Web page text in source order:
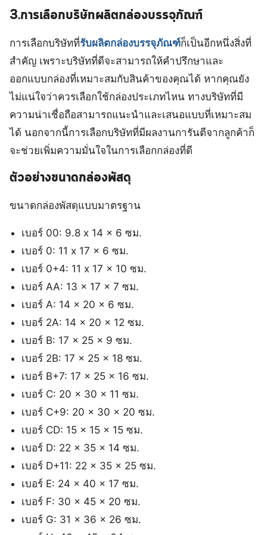
3.การเลือกบริษัทผลิตกล่องบรรจุภัณฑ์
การเลือกบริษัทที่รับผลิตกล่องบรรจุภัณฑ์ก็เป็นอีกหนึ่งสิ่งที่
สำคัญ เพราะบริษัทที่ดีจะสามารถให้คำปรึกษาและ
ออกแบบกล่องที่เหมาะสมกับสินค้าของคุณได้ หากคุณยัง
ไม่แน่ใจว่าควรเลือกใช้กล่องประเภทไหน ทางบริษัทที่มี
ความน่าเชื่อถือสามารถแนะนำและเสนอแบบที่เหมาะสม
ได้ นอกจากนี้การเลือกบริษัทที่มีผลงานการันตีจากลูกค้าก็
จะช่วยเพิ่มความมั่นใจในการเลือกกล่องที่ดี
ตัวอย่างขนาดกล่องพัสดุ
ขนาดกล่องพัสดุแบบมาตรฐาน
เบอร์ 00: 9.8 x 14 x 6 ซม.
เบอร์ 0: 11 x 17 x 6 ซม.
เบอร์ 0+4: 11 x 17 x 10 ซม.
เบอร์ AA: 13 x 17 x 7 ซม.
เบอร์ A: 14 x 20 x 6 ซม.
เบอร์ 2A: 14 x 20 x 12 ซม.
เบอร์ B: 17 x 25 x 9 ซม.
เบอร์ 2B: 17 x 25 x 18 ซม.
เบอร์ B+7: 17 x 25 x 16 ซม.
เบอร์ C: 20 x 30 x 11 ซม.
เบอร์ C+9: 20 x 30 x 20 ซม.
เบอร์ CD: 15 x 15 x 15 ซม.
เบอร์ D: 22 x 35 x 14 ซม.
เบอร์ D+11: 22 x 35 x 25 ซม.
เบอร์ E: 24 x 40 x 17 ซม.
เบอร์ F: 30 x 45 x 20 ซม.
เบอร์ G: 31 x 36 x 26 ซม.